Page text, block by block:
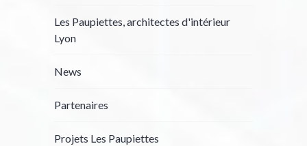
Les Paupiettes, architectes d'intérieur
Lyon
News
Partenaires
Projets Les Paupiettes